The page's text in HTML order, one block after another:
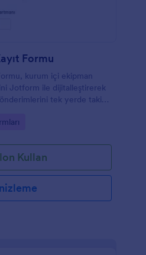
Formu
kurum içi ekipman
Jotform ile dijitalleştirerek
tek yerde takip
Kullan